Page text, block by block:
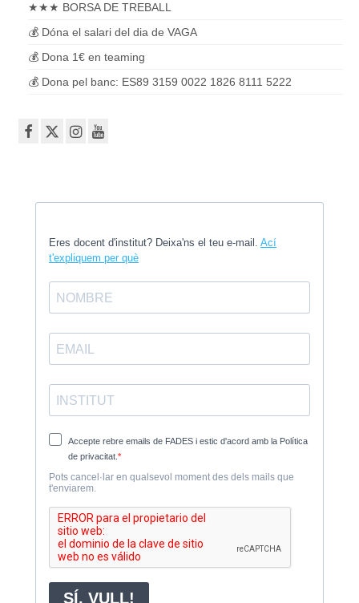
★★★ BORSA DE TREBALL
💰 Dóna el salari del dia de VAGA
💰 Dona 1€ en teaming
💰 Dona pel banc: ES89 3159 0022 1826 8111 5222